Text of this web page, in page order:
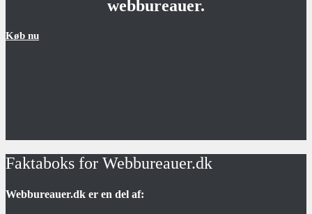
webbureauer.
Køb nu
Faktaboks for Webbureauer.dk
Webbureauer.dk er en del af: